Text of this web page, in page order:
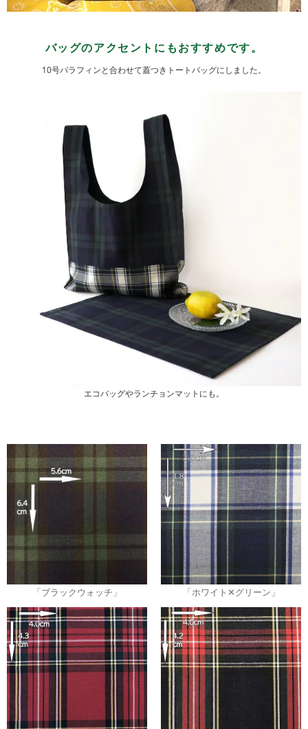
バッグのアクセントにもおすすめです。
10号パラフィンと合わせて蓋つきトートバッグにしました。
エコバッグやランチョンマットにも。
「ブラックウォッチ」 「ホワイト✕グリーン」